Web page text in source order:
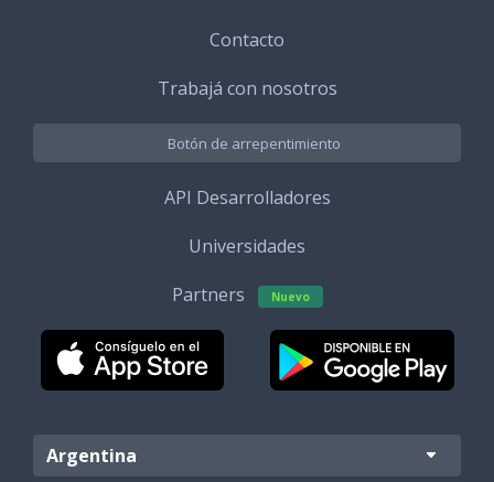
Contacto
Trabajá con nosotros
Botón de arrepentimiento
API Desarrolladores
Universidades
Partners
Nuevo